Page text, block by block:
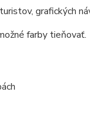
grafických
farby tieňovať.